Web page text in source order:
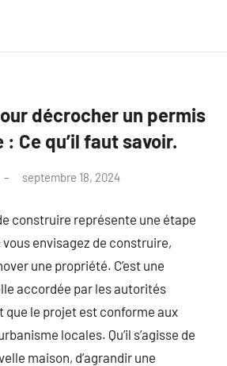
décrocher un permis
Ce qu’il faut savoir.
septembre 18, 2024
construire représente une étape
envisagez de construire,
une propriété. C’est une
accordée par les autorités
que le projet est conforme aux
locales. Qu’il s’agisse de
maison, d’agrandir une